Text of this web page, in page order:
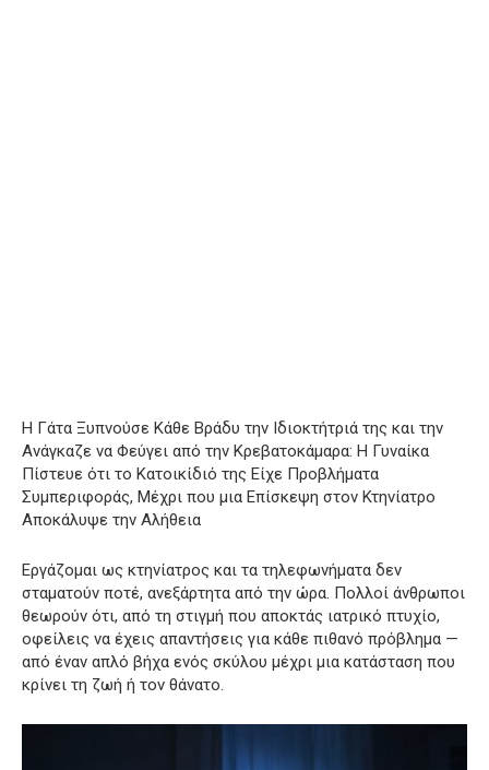
Η Γάτα Ξυπνούσε Κάθε Βράδυ την Ιδιοκτήτριά της και την
Ανάγκαζε να Φεύγει από την Κρεβατοκάμαρα: Η Γυναίκα
Πίστευε ότι το Κατοικίδιό της Είχε Προβλήματα
Συμπεριφοράς, Μέχρι που μια Επίσκεψη στον Κτηνίατρο
Αποκάλυψε την Αλήθεια
Εργάζομαι ως κτηνίατρος και τα τηλεφωνήματα δεν
σταματούν ποτέ, ανεξάρτητα από την ώρα. Πολλοί άνθρωποι
θεωρούν ότι, από τη στιγμή που αποκτάς ιατρικό πτυχίο,
οφείλεις να έχεις απαντήσεις για κάθε πιθανό πρόβλημα —
από έναν απλό βήχα ενός σκύλου μέχρι μια κατάσταση που
κρίνει τη ζωή ή τον θάνατο.